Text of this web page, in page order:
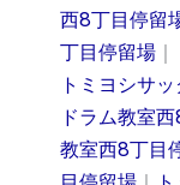
西8丁目停留
丁目停留場 ｜
トミヨシサ
ドラム教室
教室西8丁目